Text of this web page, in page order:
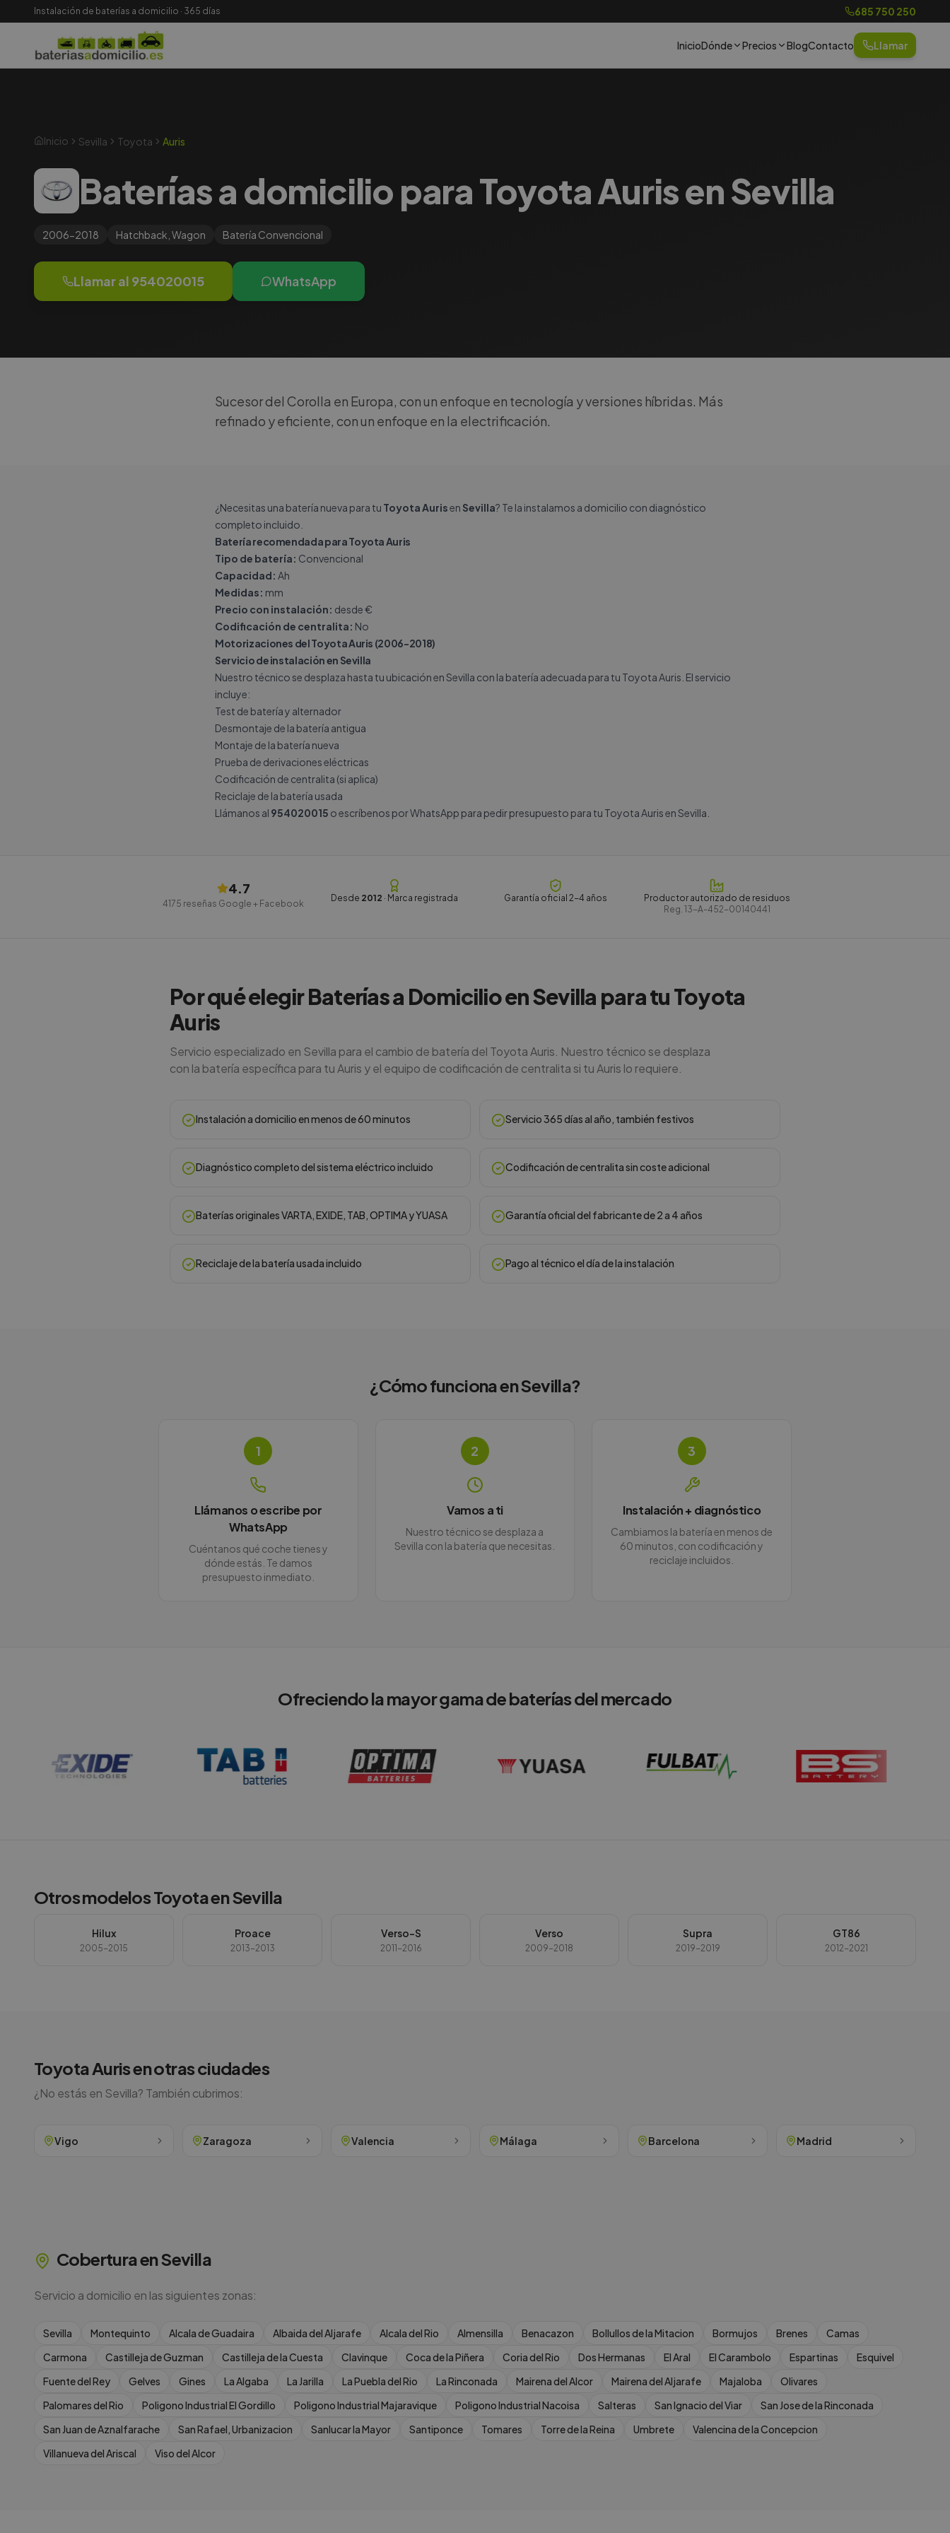
Instalación de baterías a domicilio · 365 días 685 750 250
InicioDónde Precios BlogContacto Llamar
Inicio Sevilla Toyota Auris
Baterías a domicilio para Toyota Auris en Sevilla
2006-2018 Hatchback, Wagon Batería Convencional
Llamar al 954020015 WhatsApp
Sucesor del Corolla en Europa, con un enfoque en tecnología y versiones híbridas. Más
refinado y eficiente, con un enfoque en la electrificación.
¿Necesitas una batería nueva para tu Toyota Aurisen Sevilla? Te la instalamos a domicilio con diagnóstico
completo incluido.
Batería recomendada para Toyota Auris
Tipo de batería: Convencional
Capacidad: Ah
Medidas: mm
Precio con instalación: desde €
Codificación de centralita: No
Motorizaciones del Toyota Auris (2006-2018)
Servicio de instalación en Sevilla
Nuestro técnico se desplaza hasta tu ubicación en Sevilla con la batería adecuada para tu Toyota Auris. El servicio
incluye:
Test de batería y alternador
Desmontaje de la batería antigua
Montaje de la batería nueva
Prueba de derivaciones eléctricas
Codificación de centralita (si aplica)
Reciclaje de la batería usada
Llámanos al 954020015 o escríbenos porWhatsApp para pedir presupuesto para tu Toyota Auris en Sevilla.
4.7
4175 reseñas Google + Facebook
Desde 2012 · Marca registrada Garantía oficial 2-4 años
Productor autorizado de residuos
Reg. 13-A-452-00140441
Por qué elegir Baterías a Domicilio en Sevilla para tu Toyota
Auris
Servicio especializado en Sevilla para el cambio de batería del Toyota Auris. Nuestro técnico se desplaza
con la batería específica para tu Auris y el equipo de codificación de centralita si tu Auris lo requiere.
Instalación a domicilio en menos de 60 minutos Servicio 365 días al año, también festivos
Diagnóstico completo del sistema eléctrico incluido Codificación de centralita sin coste adicional
Baterías originales VARTA, EXIDE, TAB, OPTIMA y YUASA Garantía oficial del fabricante de 2 a 4 años
Reciclaje de la batería usada incluido Pago al técnico el día de la instalación
¿Cómo funciona enSevilla?
1
Llámanos o escribe por
WhatsApp
Cuéntanos qué coche tienes y
dónde estás. Te damos
presupuesto inmediato.
2
Vamos a ti
Nuestro técnico se desplaza a
Sevilla con la batería que necesitas.
3
Instalación + diagnóstico
Cambiamos la batería en menos de
60 minutos, con codificación y
reciclaje incluidos.
Ofreciendo la mayor gama de baterías del mercado
Otros modelosToyotaenSevilla
Hilux
2005-2015
Proace
2013-2013
Verso-S
2011-2016
Verso
2009-2018
Supra
2019-2019
GT86
2012-2021
ToyotaAurisen otras ciudades
¿No estás en Sevilla? También cubrimos:
Vigo Zaragoza Valencia Málaga Barcelona Madrid
Cobertura enSevilla
Servicio a domicilio en las siguientes zonas:
Sevilla Montequinto Alcala de Guadaira Albaida del Aljarafe Alcala del Rio Almensilla Benacazon Bollullos de la Mitacion Bormujos Brenes
Camas
Carmona
Castilleja de Guzman Castilleja de la Cuesta Clavinque Coca de la Piñera Coria del Rio Dos Hermanas El Aral El Carambolo Espartinas
Esquivel
Fuente del Rey
Gelves Gines La Algaba La Jarilla La Puebla del Rio La Rinconada Mairena del Alcor Mairena del Aljarafe Majaloba
Olivares
Palomares del Rio
Poligono Industrial El Gordillo Poligono Industrial Majaravique Poligono Industrial Nacoisa Salteras San Ignacio del Viar
San Jose de la Rinconada
San Juan de Aznalfarache
San Rafael, Urbanizacion Sanlucar la Mayor Santiponce Tomares Torre de la Reina Umbrete
Valencina de la Concepcion
Villanueva del Ariscal
Viso del Alcor